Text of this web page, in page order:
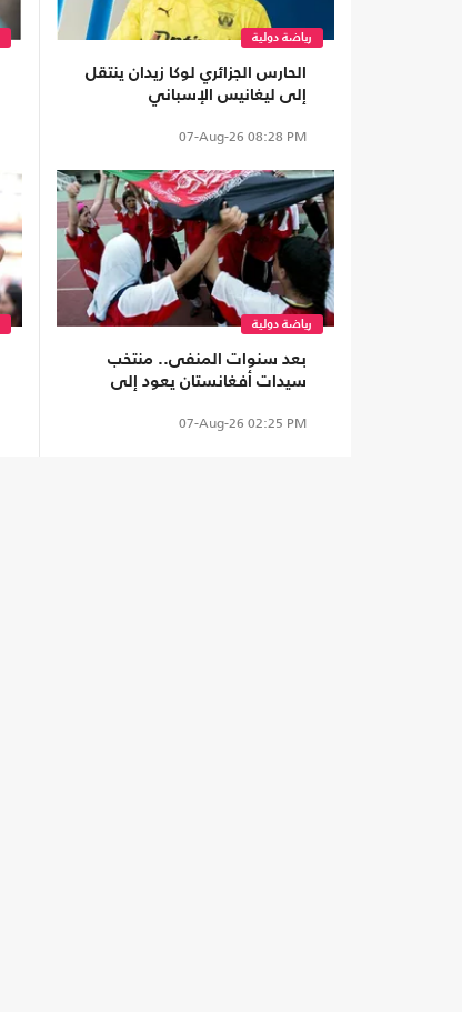
رياضة دولية
الحارس الجزائري لوكا زيدان ينتقل
إلى ليغانيس الإسباني
07-Aug-26 08:28 PM
رياضة دولية
بعد سنوات المنفى.. منتخب
سيدات أفغانستان يعود إلى
07-Aug-26 02:25 PM